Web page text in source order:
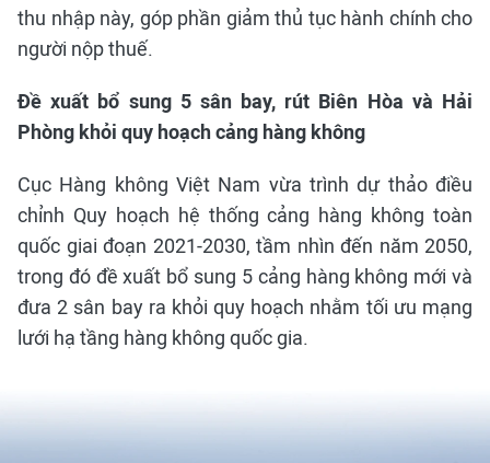
thu nhập này, góp phần giảm thủ tục hành chính cho
người nộp thuế.
Đề xuất bổ sung 5 sân bay, rút Biên Hòa và Hải
Phòng khỏi quy hoạch cảng hàng không
Cục Hàng không Việt Nam vừa trình dự thảo điều
chỉnh Quy hoạch hệ thống cảng hàng không toàn
quốc giai đoạn 2021-2030, tầm nhìn đến năm 2050,
trong đó đề xuất bổ sung 5 cảng hàng không mới và
đưa 2 sân bay ra khỏi quy hoạch nhằm tối ưu mạng
lưới hạ tầng hàng không quốc gia.